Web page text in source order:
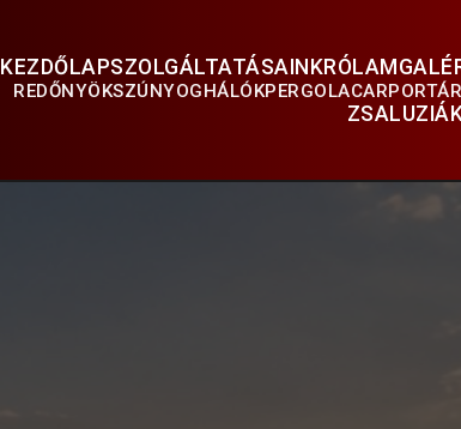
KEZDŐLAPSZOLGÁLTATÁSAINKRÓLAM
REDŐNYÖKSZÚNYOGHÁLÓKPERGOLACARPORT